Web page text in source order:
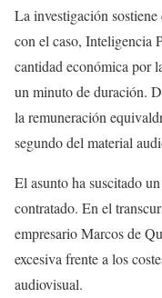
La investigación sostiene
con el caso, Inteligencia
cantidad económica por
un minuto de duración.
la remuneración
segundo del material
El asunto ha suscitado
contratado. En el
empresario Marcos de
excesiva frente a los
audiovisual.